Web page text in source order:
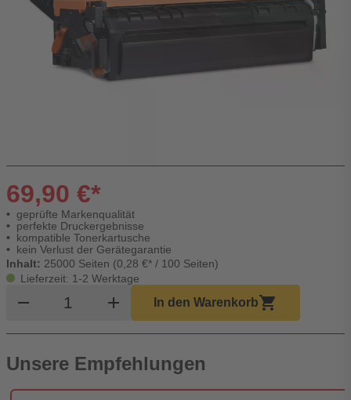
69,90 €*
geprüfte Markenqualität
perfekte Druckergebnisse
kompatible Tonerkartusche
kein Verlust der Gerätegarantie
Inhalt: 25000 Seiten (0,28 €* / 100 Seiten)
Lieferzeit: 1-2 Werktage
remove Produkt Warenkorb Menge
add In den Warenkorbshopping_cart
Unsere Empfehlungen